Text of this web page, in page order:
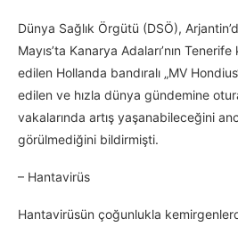
Dünya Sağlık Örgütü (DSÖ),
Mayıs’ta Kanarya Adaları’nın
edilen Hollanda bandıralı „MV
edilen ve hızla dünya gündemine
vakalarında artış yaşanabileceğini
görülmediğini bildirmişti.
– Hantavirüs
Hantavirüsün çoğunlukla